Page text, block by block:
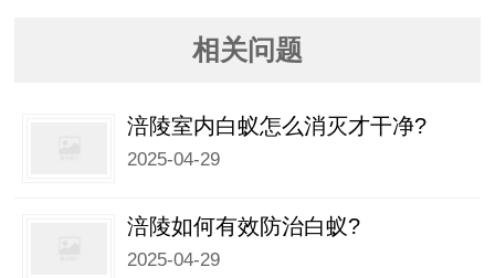
相关问题
涪陵室内白蚁怎么消灭才干净?
2025-04-29
涪陵如何有效防治白蚁?
2025-04-29